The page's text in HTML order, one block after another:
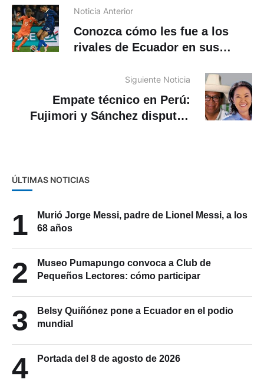
Noticia Anterior
Conozca cómo les fue a los
rivales de Ecuador en sus
Siguiente Noticia
Empate técnico en Perú:
Fujimori y Sánchez disputan
ÚLTIMAS NOTICIAS
1
Murió Jorge Messi, padre de Lionel Messi, a los
68 años
2
Museo Pumapungo convoca a Club de
Pequeños Lectores: cómo participar
3
Belsy Quiñónez pone a Ecuador en el podio
mundial
4 Portada del 8 de agosto de 2026